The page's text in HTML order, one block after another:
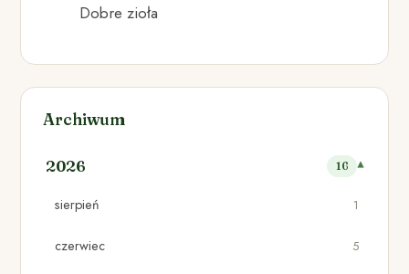
Dobre zioła
Archiwum
2026 16
sierpień 1
czerwiec 5